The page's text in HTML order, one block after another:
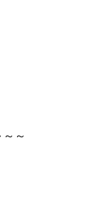
～